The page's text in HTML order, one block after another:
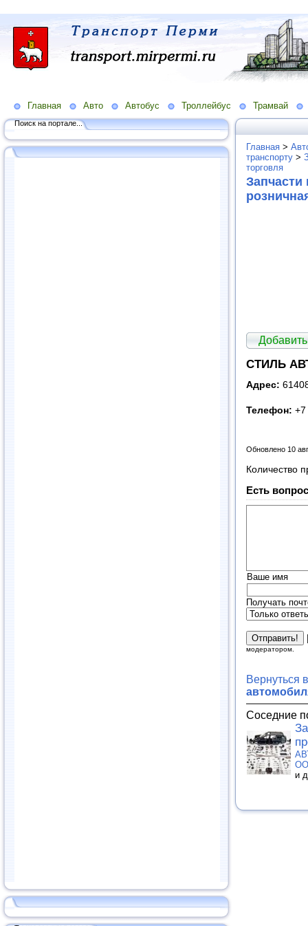
Главная Авто Автобус Троллейбус Трамвай
Поиск на портале...
Главная >
транспорту >
торговля
СТИЛЬ
Адрес:
Телефон: +7
Обновлено 10
Количество
Есть
Ваше имя
Получать
модератором.
Вернуться
Соседние
и